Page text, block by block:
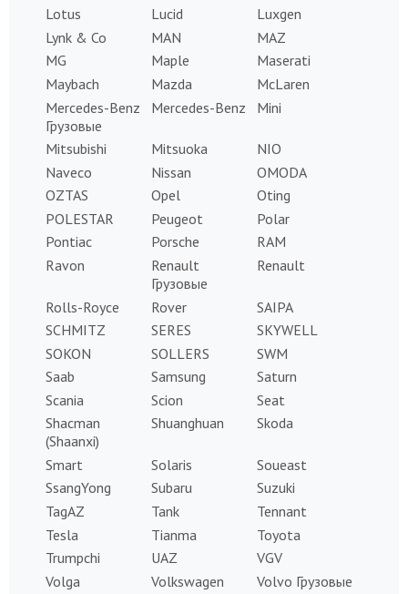
Lotus
Lucid
Luxgen
Lynk & Co
MAN
MAZ
MG
Maple
Maserati
Maybach
Mazda
McLaren
Mercedes-Benz
Грузовые
Mercedes-Benz Mini
Mitsubishi Mitsuoka
NIO
Naveco
Nissan
OMODA
OZTAS
Opel
Oting
POLESTAR
Peugeot
Polar
Pontiac
Porsche
RAM
Ravon
Renault
Грузовые
Renault
Rolls-Royce Rover
SAIPA
SCHMITZ
SERES
SKYWELL
SOKON
SOLLERS
SWM
Saab
Samsung
Saturn
Scania
Scion
Seat
Shacman
(Shaanxi)
Shuanghuan Skoda
Smart Solaris
Soueast
SsangYong
Subaru
Suzuki
TagAZ
Tank
Tennant
Tesla
Tianma
Toyota
Trumpchi
UAZ
VGV
Volga
Volkswagen
Volvo Грузовые